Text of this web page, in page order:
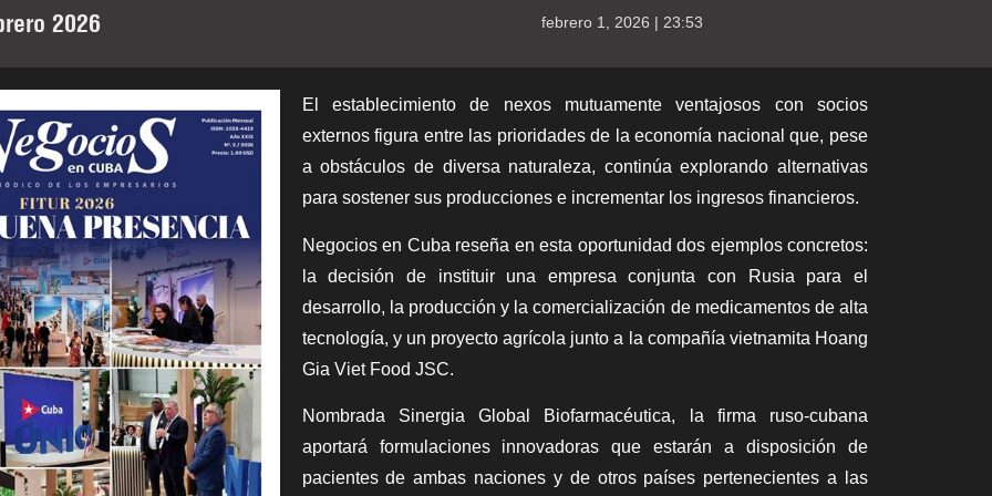
2026 febrero 1, 2026 | 23:53
El establecimiento de nexos mutuamente ventajosos con socios
externos figura entre las prioridades de la economía nacional que, pese
a obstáculos de diversa naturaleza, continúa explorando alternativas
para sostener sus producciones e incrementar los ingresos financieros.
Negocios en Cuba reseña en esta oportunidad dos ejemplos concretos:
la decisión de instituir una empresa conjunta con Rusia para el
desarrollo, la producción y la comercialización de medicamentos de alta
tecnología, y un proyecto agrícola junto a la compañía vietnamita Hoang
Gia Viet Food JSC.
Nombrada Sinergia Global Biofarmacéutica, la firma ruso-cubana
aportará formulaciones innovadoras que estarán a disposición de
pacientes de ambas naciones y de otros países pertenecientes a las